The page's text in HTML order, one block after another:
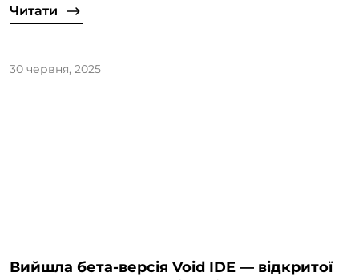
Читати
30 червня, 2025
Вийшла бета-версія Void IDE — відкритої